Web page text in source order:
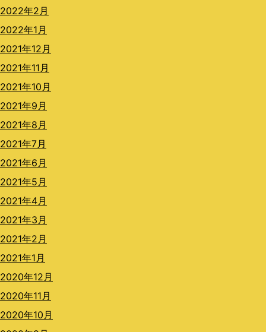
2022年2月
2022年1月
2021年12月
2021年11月
2021年10月
2021年9月
2021年8月
2021年7月
2021年6月
2021年5月
2021年4月
2021年3月
2021年2月
2021年1月
2020年12月
2020年11月
2020年10月